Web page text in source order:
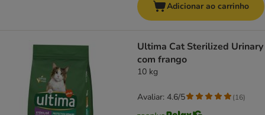
Adicionar ao carrinho
Ultima Cat Sterilized Urinary
com frango
10 kg
Avaliar: 4.6/5 (16)